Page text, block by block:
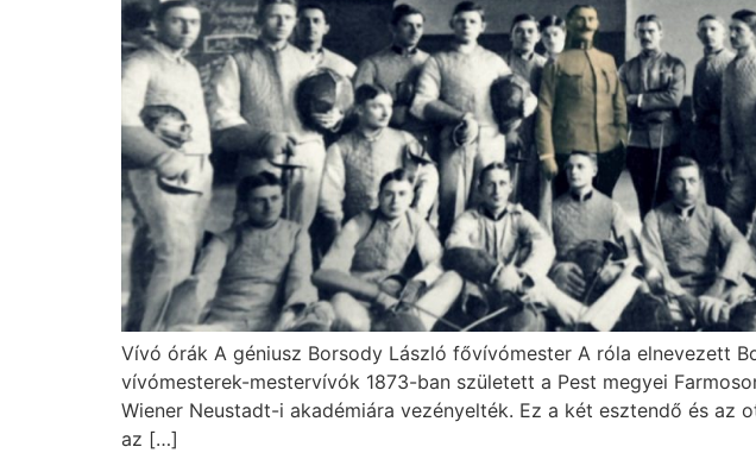
Vívó órák A géniusz Borsody László fővívómester A róla elnevezett
vívómesterek-mestervívók 1873-ban született a Pest megyei
Wiener Neustadt-i akadémiára vezényelték. Ez a két esztendő és
az […]